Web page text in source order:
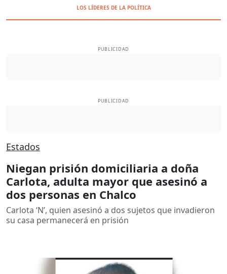
LOS LÍDERES DE LA POLÍTICA
PUBLICIDAD
PUBLICIDAD
Estados
Niegan prisión domiciliaria a doña
Carlota, adulta mayor que asesinó a
dos personas en Chalco
Carlota ‘N’, quien asesinó a dos sujetos que invadieron
su casa permanecerá en prisión